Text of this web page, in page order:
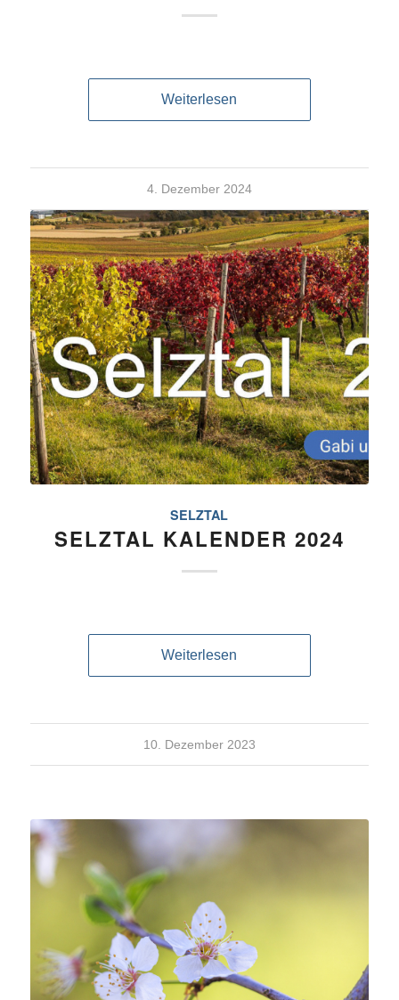
Weiterlesen
4. Dezember 2024
SELZTAL
SELZTAL KALENDER 2024
Weiterlesen
10. Dezember 2023